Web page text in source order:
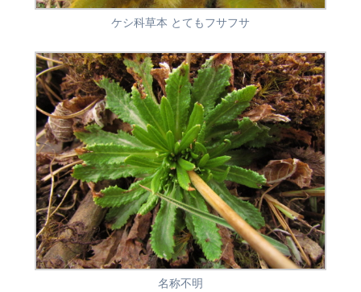
ケシ科草本 とてもフサフサ
名称不明